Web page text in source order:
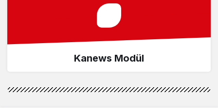
Kanews Modül